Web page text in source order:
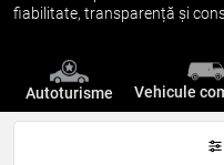
fiabilitate, transparență și
Autoturisme Vehicule